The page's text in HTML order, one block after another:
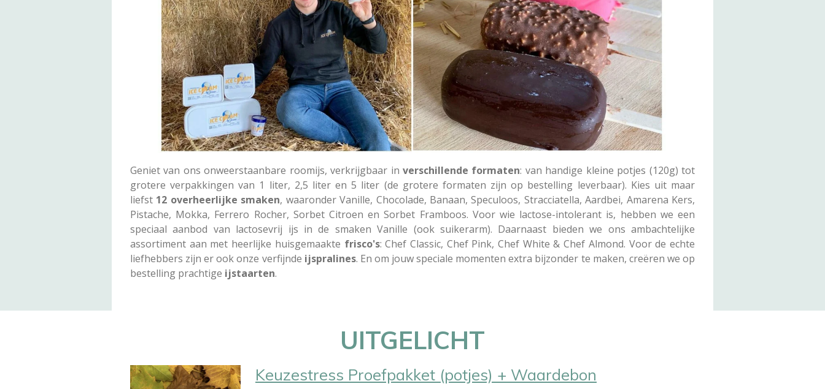
Geniet van ons onweerstaanbare roomijs, verkrijgbaar in verschillende formaten: van handige kleine potjes (120g) tot
grotere verpakkingen van 1 liter, 2,5 liter en 5 liter (de grotere formaten zijn op bestelling leverbaar). Kies uit maar
liefst 12 overheerlijke smaken, waaronder Vanille, Chocolade, Banaan, Speculoos, Stracciatella, Aardbei, Amarena Kers,
Pistache, Mokka, Ferrero Rocher, Sorbet Citroen en Sorbet Framboos. Voor wie lactose-intolerant is, hebben we een
speciaal aanbod van lactosevrij ijs in de smaken Vanille (ook suikerarm). Daarnaast bieden we ons ambachtelijke
assortiment aan met heerlijke huisgemaakte frisco's: Chef Classic, Chef Pink, Chef White & Chef Almond. Voor de echte
liefhebbers zijn er ook onze verfijnde ijspralines. En om jouw speciale momenten extra bijzonder te maken, creëren we op
bestelling prachtige ijstaarten.
UITGELICHT
Keuzestress Proefpakket (potjes) + Waardebon